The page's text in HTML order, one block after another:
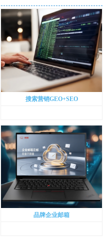
搜索营销GEO+SEO
品牌企业邮箱